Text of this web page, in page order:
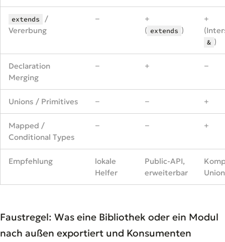
extends
/
Vererbung
−
+
( extends )
+
& )
Declaration
Merging
− + −
Unions / Primitives − − +
Mapped /
Conditional Types
− − +
Empfehlung
lokale
Helfer
Public-API,
erweiterbar
Faustregel: Was eine Bibliothek oder ein Modul
nach außen exportiert und Konsumenten